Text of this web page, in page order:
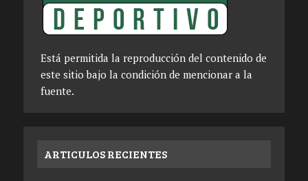
Está permitida la reproducción del contenido de
este sitio bajo la condición de mencionar a la
fuente.
ARTICULOS RECIENTES